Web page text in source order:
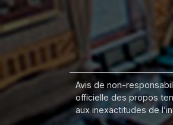
Avis de non-
officielle des propos
aux inexactitudes de